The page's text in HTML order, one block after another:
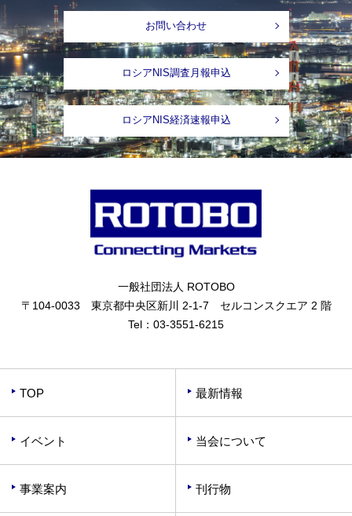
お問い合わせ
ロシアNIS調査月報申込
ロシアNIS経済速報申込
一般社団法人 ROTOBO
〒104-0033 東京都中央区新川 2-1-7 セルコンスクエア 2 階
Tel： 03-3551-6215
TOP 最新情報
イベント 当会について
事業案内 刊行物